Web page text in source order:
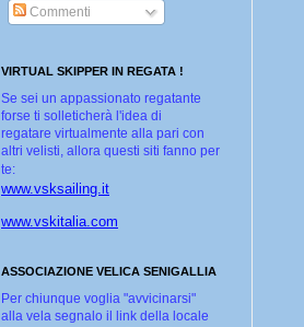
Commenti
VIRTUAL SKIPPER IN REGATA !
Se sei un appassionato regatante
forse ti solleticherà l'idea di
regatare virtualmente alla pari con
altri velisti, allora questi siti fanno per
te:
www.vsksailing.it
www.vskitalia.com
ASSOCIAZIONE VELICA SENIGALLIA
Per chiunque voglia "avvicinarsi"
alla vela segnalo il link della locale